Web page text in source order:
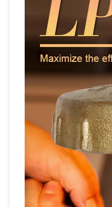
Sian Brass LPG V6S2 Cilindro Válvula de pol Válvula Propano Válvulas de control de gas Fabricante